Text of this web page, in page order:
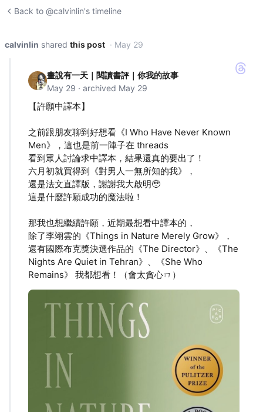
Back to @calvinlin's timeline
calvinlin shared this post · May 29
畫說有一天｜閱讀書評｜你我的故事
May 29 · archived May 29
【許願中譯本】
之前跟朋友聊到好想看《I Who Have Never Known
Men》，這也是前一陣子在 threads
看到眾人討論求中譯本，結果還真的要出了！
六月初就買得到《對男人一無所知的我》，
還是法文直譯版，謝謝我大啟明🥹
這是什麼許願成功的魔法啦！
那我也想繼續許願，近期最想看中譯本的，
除了李翊雲的《Things in Nature Merely Grow》，
還有國際布克獎決選作品的《The Director》、《The
Nights Are Quiet in Tehran》、《She Who
Remains》 我都想看！（會太貪心ㄇ）